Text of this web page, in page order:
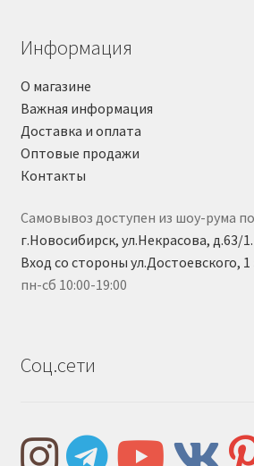
Информация
О магазине
Важная информация
Доставка и оплата
Оптовые продажи
Контакты
Самовывоз доступен из шоу-рума по
г.Новосибирск, ул.Некрасова, д.63/1.
Вход со стороны ул.Достоевского, 1
пн-сб 10:00-19:00
Соц.сети